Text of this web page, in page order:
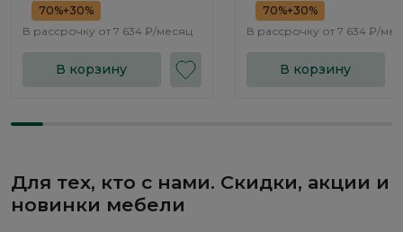
70%+30%
В рассрочку от 7 634 ₽/месяц
В корзину
70%+30%
В рассрочку от 7 634 ₽/
В корзину
Для тех, кто с нами. Скидки, акции и
новинки мебели